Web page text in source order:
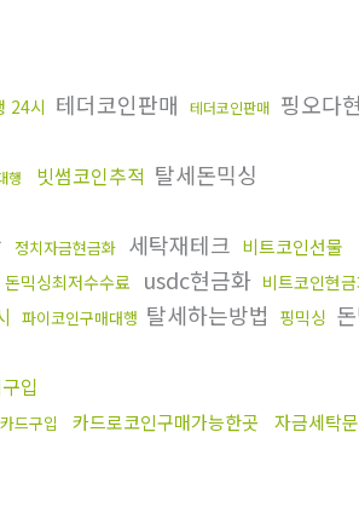
24시 테더코인판매 테더코인판매 핑오다
행 빗썸코인추적 탈세돈믹싱
정치자금현금화 세탁재테크 비트코인선물
돈믹싱최저수수료 usdc현금화 비트코인현
파이코인구매대행 탈세하는방법 핑믹싱
입
드구입 카드로코인구매가능한곳 자금세탁